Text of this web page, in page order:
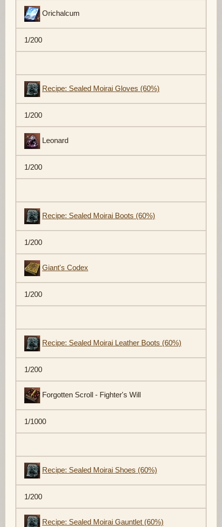
Orichalcum
1/200
Recipe: Sealed Moirai Gloves (60%)
1/200
Leonard
1/200
Recipe: Sealed Moirai Boots (60%)
1/200
Giant's Codex
1/200
Recipe: Sealed Moirai Leather Boots (60%)
1/200
Forgotten Scroll - Fighter's Will
1/1000
Recipe: Sealed Moirai Shoes (60%)
1/200
Recipe: Sealed Moirai Gauntlet (60%)